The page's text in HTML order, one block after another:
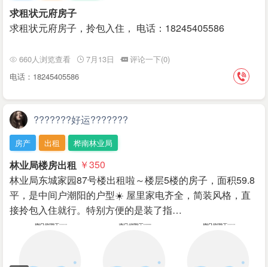
求租状元府房子
求租状元府房子，拎包入住， 电话：18245405586
660人浏览查看 7月13日
评论一下(0)
电话：18245405586
???????好运???????
房产 出租 桦南林业局
林业局楼房出租 ￥350
林业局东城家园87号楼出租啦～楼层5楼的房子，面积59.8
平，是中间户潮阳的户型☀️ 屋里家电齐全，简装风格，直
接拎包入住就行。特别方便的是装了指…